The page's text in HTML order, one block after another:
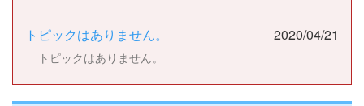
トピックはありません。 2020/04/21
トピックはありません。